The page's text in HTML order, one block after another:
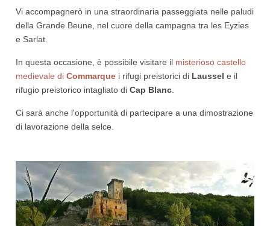
Vi accompagnerò in una straordinaria passeggiata nelle paludi
della Grande Beune, nel cuore della campagna tra les Eyzies
e Sarlat.
In questa occasione, è possibile visitare il misterioso castello
medievale di Commarque i rifugi preistorici di Laussel e il
rifugio preistorico intagliato di Cap Blanc
Ci sarà anche l'opportunità di partecipare a una dimostrazione
di lavorazione della selce.